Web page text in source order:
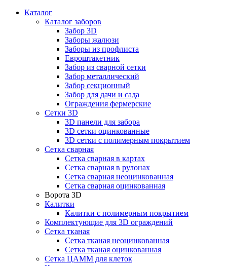
Каталог
Каталог заборов
Забор 3D
Заборы жалюзи
Заборы из профлиста
Евроштакетник
Забор из сварной сетки
Забор металлический
Забор секционный
Забор для дачи и сада
Ограждения фермерские
Сетки 3D
3D панели для забора
3D сетки оцинкованные
3D сетки с полимерным покрытием
Сетка сварная
Сетка сварная в картах
Сетка сварная в рулонах
Сетка сварная неоцинкованная
Сетка сварная оцинкованная
Ворота 3D
Калитки
Калитки с полимерным покрытием
Комплектующие для 3D ограждений
Сетка тканая
Сетка тканая неоцинкованная
Сетка тканая оцинкованная
Сетка ЦАММ для клеток